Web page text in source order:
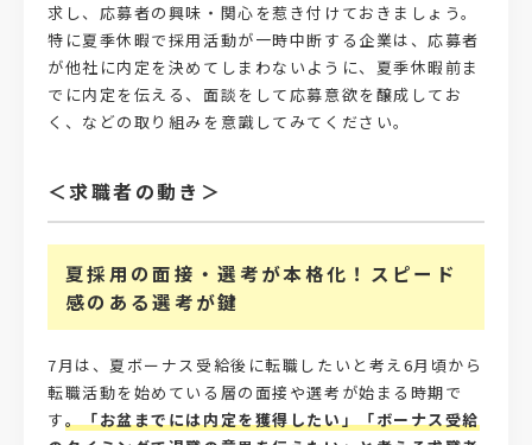
求し、応募者の興味・関心を惹き付けておきましょう。
特に夏季休暇で採用活動が一時中断する企業は、応募者
が他社に内定を決めてしまわないように、夏季休暇前ま
でに内定を伝える、面談をして応募意欲を醸成してお
く、などの取り組みを意識してみてください。
＜求職者の動き＞
夏採用の面接・選考が本格化！スピード
感のある選考が鍵
7月は、夏ボーナス受給後に転職したいと考え6月頃から
転職活動を始めている層の面接や選考が始まる時期で
す。「お盆までには内定を獲得したい」「ボーナス受給